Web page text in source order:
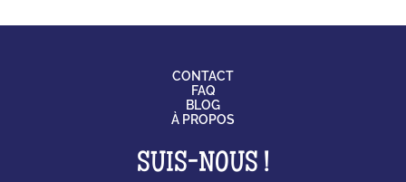
CONTACT
FAQ
BLOG
À PROPOS
SUIS-NOUS !